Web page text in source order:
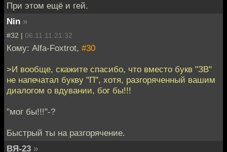
При этом ещё и гей.
Nin »
#32 | 06.11.11 21:32
Кому: Alfa-Foxtrot, #30
>И вообще, скажите спасибо, что вместо букв "ЗВ"
не напечатал букву "П", хотя, разгоряченный вашим
диалогом о вдувании, бог бы!!!
"мог бы!!!"-?
Быстрый ты на разгорячение.
ВЯ-23 »